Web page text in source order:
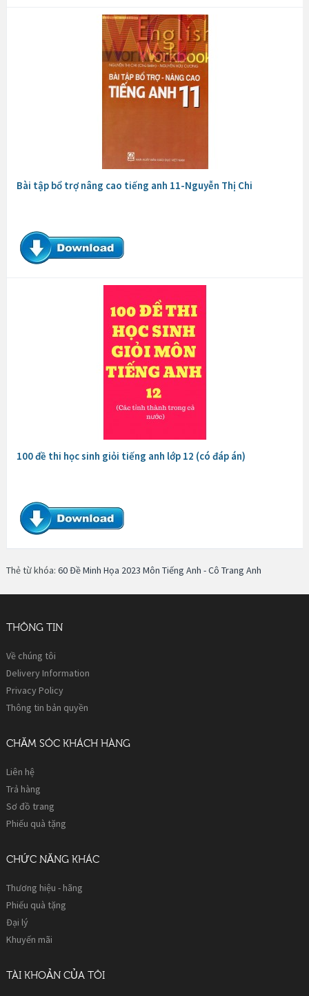
Bài tập bổ trợ nâng cao tiếng anh 11-Nguyễn Thị Chi
100 đề thi học sinh giỏi tiếng anh lớp 12 (có đáp án)
Thẻ từ khóa: 60 Đề Minh Họa 2023 Môn Tiếng Anh - Cô Trang Anh
THÔNG TIN
Về chúng tôi
Delivery Information
Privacy Policy
Thông tin bản quyền
CHĂM SÓC KHÁCH HÀNG
Liên hệ
Trả hàng
Sơ đồ trang
Phiếu quà tặng
CHỨC NĂNG KHÁC
Thương hiệu - hãng
Phiếu quà tặng
Đại lý
Khuyến mãi
TÀI KHOẢN CỦA TÔI